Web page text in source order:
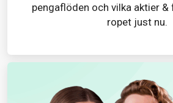
pengaflöden och vilka aktier
ropet just nu.